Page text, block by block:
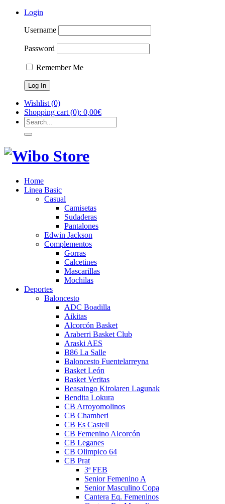
Login
Username
Password
Remember Me
Wishlist (0)
Shopping cart (0): 0,00€
Home
Linea Basic
Casual
Camisetas
Sudaderas
Pantalones
Edwin Jackson
Complementos
Gorras
Calcetines
Mascarillas
Mochilas
Deportes
Baloncesto
ADC Boadilla
Aikitas
Alcorcón Basket
Araberri Basket Club
Araski AES
B86 La Salle
Baloncesto Fuentelarreyna
Basket León
Basket Veritas
Beasaingo Kirolaren Lagunak
Bendita Lokura
CB Arroyomolinos
CB Chamberi
CB Es Castell
CB Femenino Alcorcón
CB Leganes
CB Olimpico 64
CB Prat
3ª FEB
Senior Femenino A
Senior Masculino Copa
Cantera Eq. Femeninos